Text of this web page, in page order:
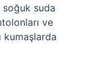
soğuk suda
ve
kumaşlarda